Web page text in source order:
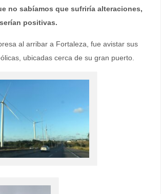
no sabíamos que sufriría alteraciones,
positivas.
al arribar a Fortaleza, fue avistar sus
ubicadas cerca de su gran puerto.